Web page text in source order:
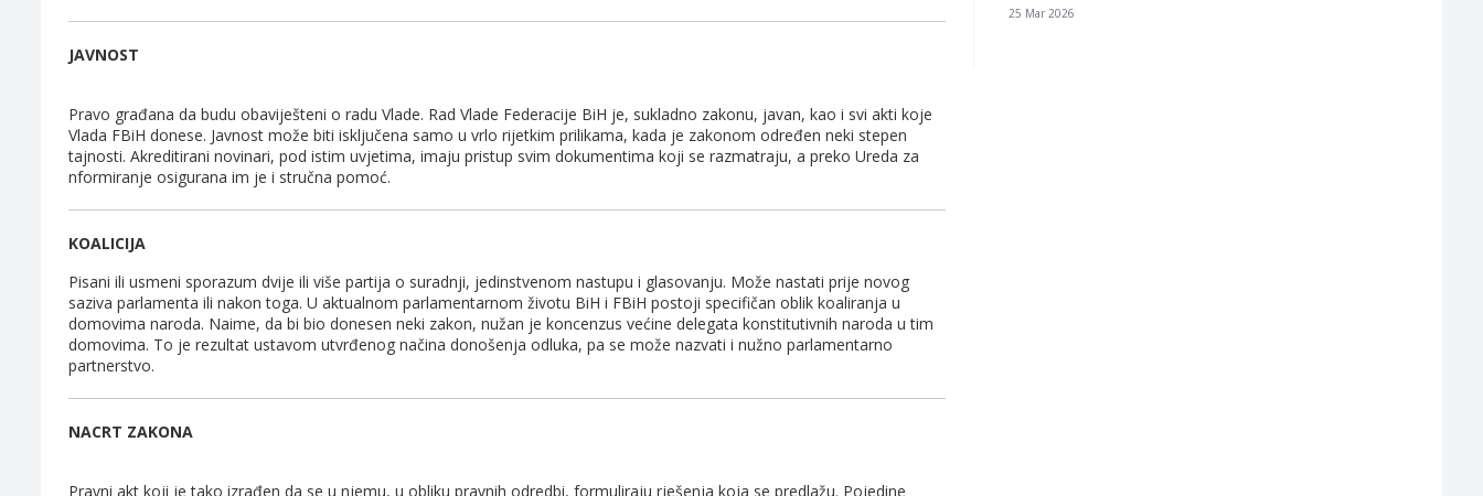
JAVNOST
Pravo građana da budu obaviješteni o radu Vlade. Rad Vlade Federacije BiH je, sukladno zakonu, javan, kao i svi akti koje
Vlada FBiH donese. Javnost može biti isključena samo u vrlo rijetkim prilikama, kada je zakonom određen neki stepen
tajnosti. Akreditirani novinari, pod istim uvjetima, imaju pristup svim dokumentima koji se razmatraju, a preko Ureda za
nformiranje osigurana im je i stručna pomoć.
KOALICIJA
Pisani ili usmeni sporazum dvije ili više partija o suradnji, jedinstvenom nastupu i glasovanju. Može nastati prije novog
saziva parlamenta ili nakon toga. U aktualnom parlamentarnom životu BiH i FBiH postoji specifičan oblik koaliranja u
domovima naroda. Naime, da bi bio donesen neki zakon, nužan je koncenzus većine delegata konstitutivnih naroda u tim
domovima. To je rezultat ustavom utvrđenog načina donošenja odluka, pa se može nazvati i nužno parlamentarno
partnerstvo.
NACRT ZAKONA
Pravni akt koji je tako izrađen da se u njemu, u obliku pravnih odredbi, formuliraju rješenja koja se predlažu. Pojedine
25 Mar 2026